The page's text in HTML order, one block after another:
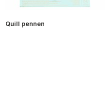
Quill pennen